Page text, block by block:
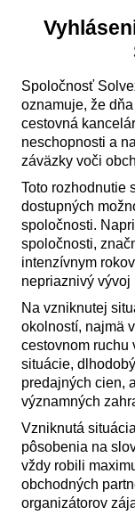
Spoločnosť
oznamuje, že
cestovná
neschopnosti a
záväzky voči
Toto rozhodnutie
dostupných
spoločnosti.
spoločnosti,
intenzívnym
nepriaznivý
Na vzniknutej
okolností, najmä
cestovnom ruchu
situácie,
predajných cien,
významných
Vzniknutá
pôsobenia na
vždy robili
obchodných
organizátorov